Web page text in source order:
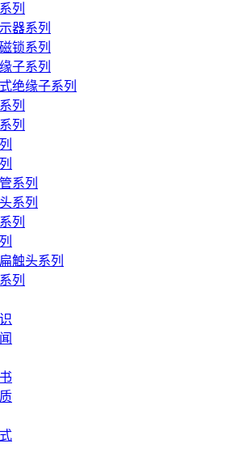
列
器系列
锁系列
子系列
绝缘子系列
列
列
系列
系列
列
触头系列
列